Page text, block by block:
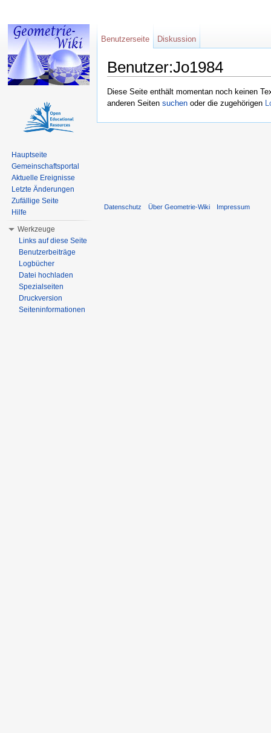
Benutzer:Jo1984
Diese Seite enthält momentan noch keinen
anderen Seiten suchen oder die zugehörigen
Benutzerseite Diskussion
Hauptseite
Gemeinschaftsportal
Aktuelle Ereignisse
Letzte Änderungen
Zufällige Seite
Hilfe
Werkzeuge
Links auf diese Seite
Benutzerbeiträge
Logbücher
Datei hochladen
Spezialseiten
Druckversion
Seiteninformationen
Datenschutz Über Geometrie-Wiki Impressum